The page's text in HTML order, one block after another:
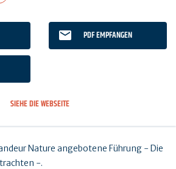
PDF EMPFANGEN
SIEHE DIE WEBSEITE
Nature angebotene Führung - Die
-.